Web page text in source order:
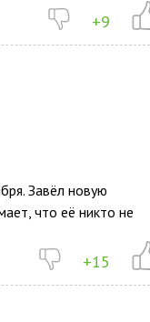
+9
Завёл новую
что её никто не
+15